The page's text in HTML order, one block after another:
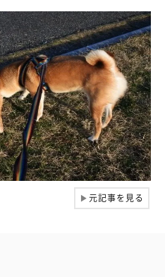
▶元記事を見る